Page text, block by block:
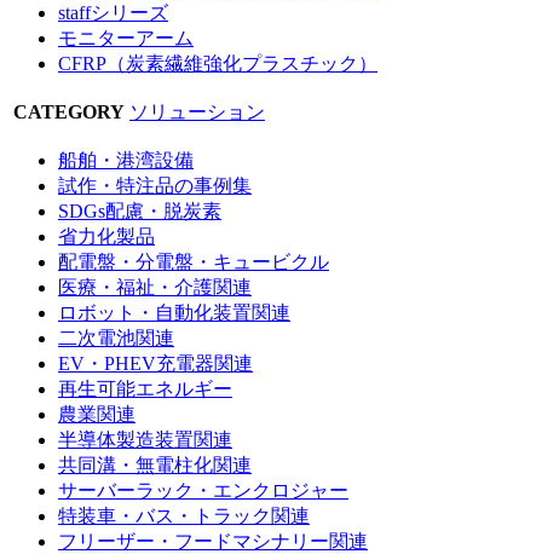
staffシリーズ
モニターアーム
CFRP（炭素繊維強化プラスチック）
CATEGORY ソリューション
船舶・港湾設備
試作・特注品の事例集
SDGs配慮・脱炭素
省力化製品
配電盤・分電盤・キュービクル
医療・福祉・介護関連
ロボット・自動化装置関連
二次電池関連
EV・PHEV充電器関連
再生可能エネルギー
農業関連
半導体製造装置関連
共同溝・無電柱化関連
サーバーラック・エンクロジャー
特装車・バス・トラック関連
フリーザー・フードマシナリー関連